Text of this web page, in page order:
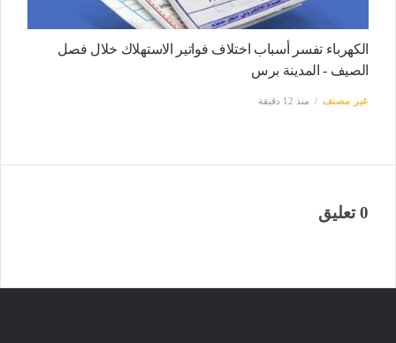
الكهرباء تفسر أسباب اختلاف فواتير الاستهلاك خلال فصل
الصيف - المدينة برس
غير مصنف منذ 12 دقيقة
0 تعليق